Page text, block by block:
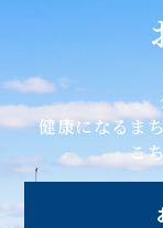
健康になるま
こ